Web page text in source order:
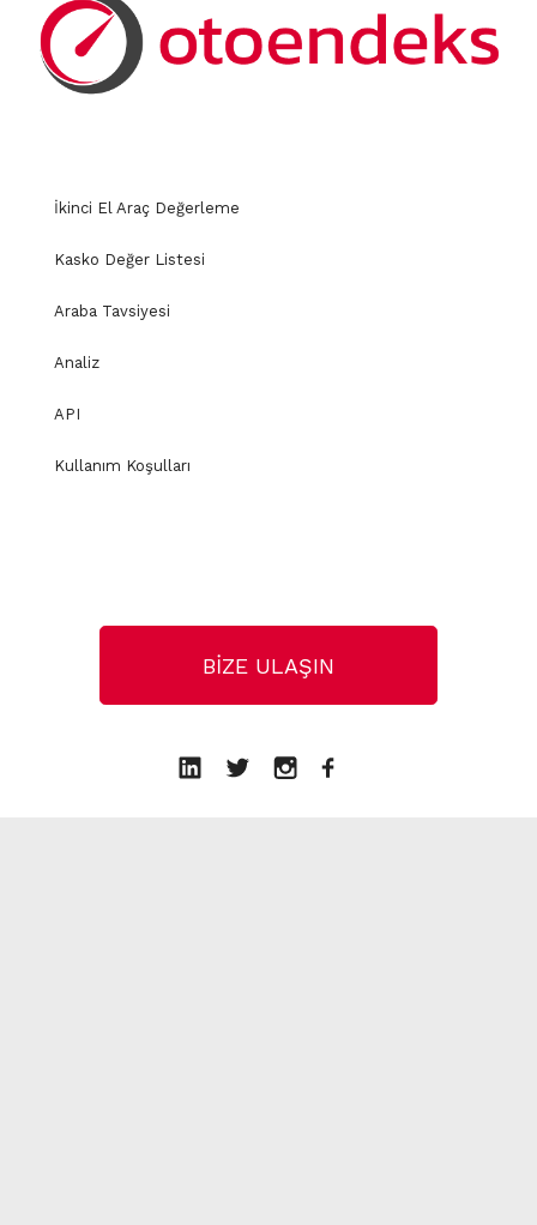
İkinci El Araç Değerleme
Kasko Değer Listesi
Araba Tavsiyesi
Analiz
API
Kullanım Koşulları
BİZE ULAŞIN